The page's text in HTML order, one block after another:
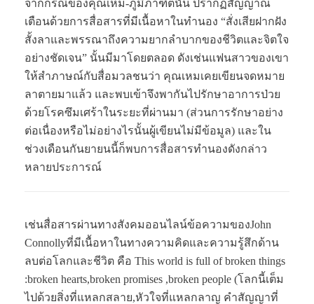
จากกรณีของคุณเหม-ภูมิภาฑิตนั้น ปรากฏสัญญาณ
เตือนด้วยการสื่อสารที่มีเนื้อหาในทำนอง “สั่งเสียฝากฝัง
สั้งลาและพรรณาถึงความยากลำบากของชีวิตและจิตใจ
อย่างชัดเจน” นั้นมีมาโดยตลอด ดังเช่นแฟนสาวของเขา
ให้สำภาษณ์กับสื่อมวลชนว่า คุณเหมเคยเขียนจดหมาย
ลาตายมาแล้ว และพบเข้าจึงพากันไปรักษาอาการป่วย
ด้วยโรคซึมเศร้าในระยะที่ผ่านมา (ส่วนการรักษาอย่าง
ต่อเนื่องหรือไม่อย่างไรนั้นผู้เขียนไม่มีข้อมูล) และใน
ช่วงเดือนกันยายนนี้ก็พบการสื่อสารทำนองดังกล่าว
หลายประการณ์
เช่นสื่อสารผ่านทางสังคมออนไลน์ข้อความของJohn
Connollyที่มีเนื้อหาในทางความคิดและความรู้สึกด้าน
ลบต่อโลกและชีวิต คือ This world is full of broken things
:broken hearts,broken promises ,broken people (โลกนี้เต็ม
ไปด้วยสิ่งที่แหลกสลาย,หัวใจที่แหลกลาญ คำสัญญาที่